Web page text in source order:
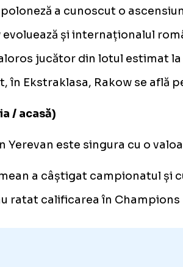
a cunoscut o
evoluează și internaționalul
jucător din lotul estimat
în Ekstraklasa, Rakow se află
/ acasă)
Yerevan este singura cu o
a câștigat campionatul și
ratat calificarea în Champions